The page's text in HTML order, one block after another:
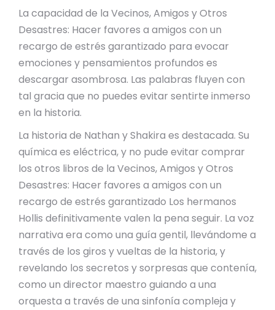
La capacidad de la Vecinos, Amigos y Otros
Desastres: Hacer favores a amigos con un
recargo de estrés garantizado para evocar
emociones y pensamientos profundos es
descargar asombrosa. Las palabras fluyen con
tal gracia que no puedes evitar sentirte inmerso
en la historia.
La historia de Nathan y Shakira es destacada. Su
química es eléctrica, y no pude evitar comprar
los otros libros de la Vecinos, Amigos y Otros
Desastres: Hacer favores a amigos con un
recargo de estrés garantizado Los hermanos
Hollis definitivamente valen la pena seguir. La voz
narrativa era como una guía gentil, llevándome a
través de los giros y vueltas de la historia, y
revelando los secretos y sorpresas que contenía,
como un director maestro guiando a una
orquesta a través de una sinfonía compleja y